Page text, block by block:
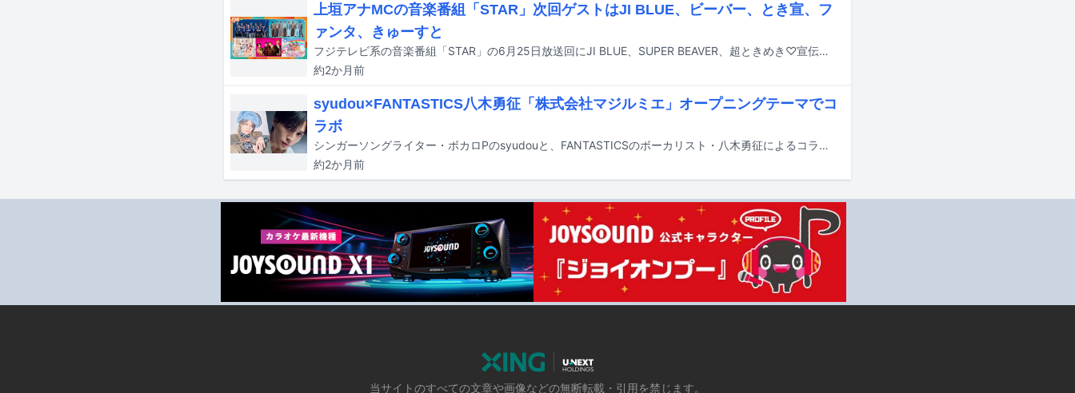
上垣アナMCの音楽番組「STAR」次回ゲストはJI BLUE、ビーバー、とき宣、フ
ァンタ、きゅーすと
フジテレビ系の音楽番組「STAR」の6月25日放送回にJI BLUE、SUPER BEAVER、超ときめき♡宣伝部、FANTASTICS、CUTIE STREETが出演する。
約2か月前
syudou×FANTASTICS八木勇征「株式会社マジルミエ」オープニングテーマでコ
ラボ
シンガーソングライター・ボカロPのsyudouと、FANTASTICSのボーカリスト・八木勇征によるコラボ曲「ラテマジック」がテレビアニメ「株式会社マジルミエ」第2期オープニングテーマに決定。7月5日に配信リリースされる。
約2か月前
当サイトのすべての文章や画像などの無断転載・引用を禁じます。